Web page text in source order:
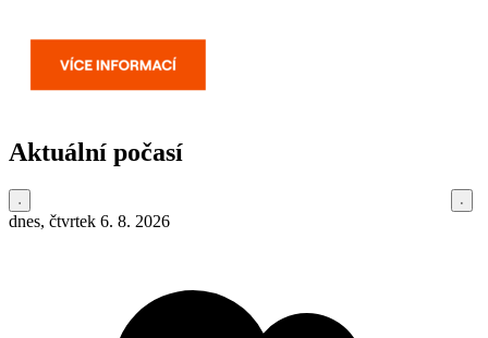
Aktuální počasí
dnes, čtvrtek 6. 8. 2026